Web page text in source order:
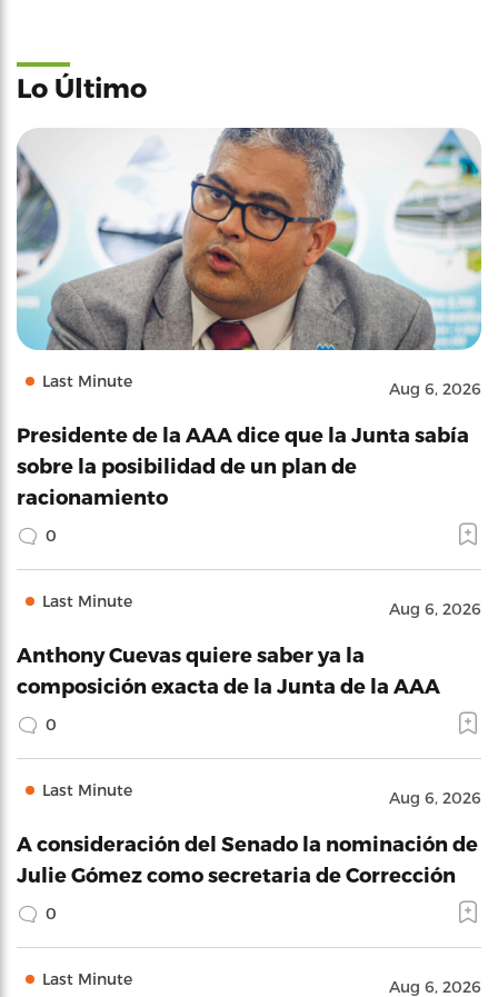
Lo Último
Last Minute Aug 6, 2026
Presidente de la AAA dice que la Junta sabía
sobre la posibilidad de un plan de
racionamiento
0
Last Minute Aug 6, 2026
Anthony Cuevas quiere saber ya la
composición exacta de la Junta de la AAA
0
Last Minute Aug 6, 2026
A consideración del Senado la nominación de
Julie Gómez como secretaria de Corrección
0
Last Minute Aug 6, 2026